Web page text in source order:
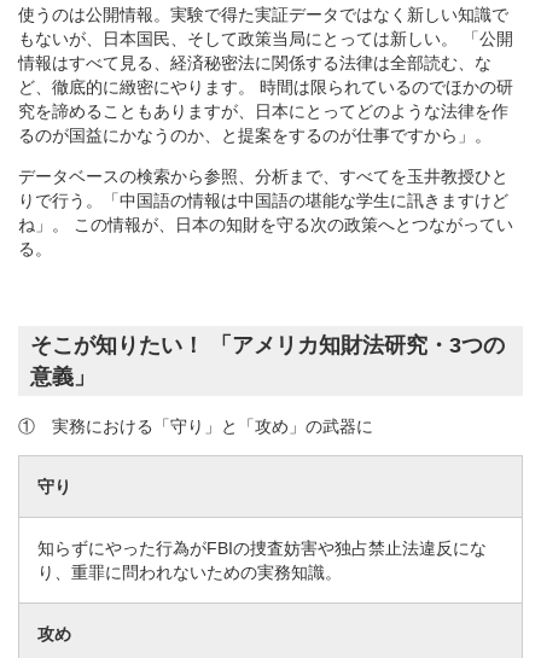
使うのは公開情報。実験で得た実証データではなく新しい知識で
もないが、日本国民、そして政策当局にとっては新しい。 「公開
情報はすべて見る、経済秘密法に関係する法律は全部読む、な
ど、徹底的に緻密にやります。 時間は限られているのでほかの研
究を諦めることもありますが、日本にとってどのような法律を作
るのが国益にかなうのか、と提案をするのが仕事ですから」。
データベースの検索から参照、分析まで、すべてを玉井教授ひと
りで行う。「中国語の情報は中国語の堪能な学生に訊きますけど
ね」。 この情報が、日本の知財を守る次の政策へとつながってい
る。
そこが知りたい！ 「アメリカ知財法研究・3つの
意義」
① 実務における「守り」と「攻め」の武器に
守り
知らずにやった行為がFBIの捜査妨害や独占禁止法違反にな
り、重罪に問われないための実務知識。
攻め